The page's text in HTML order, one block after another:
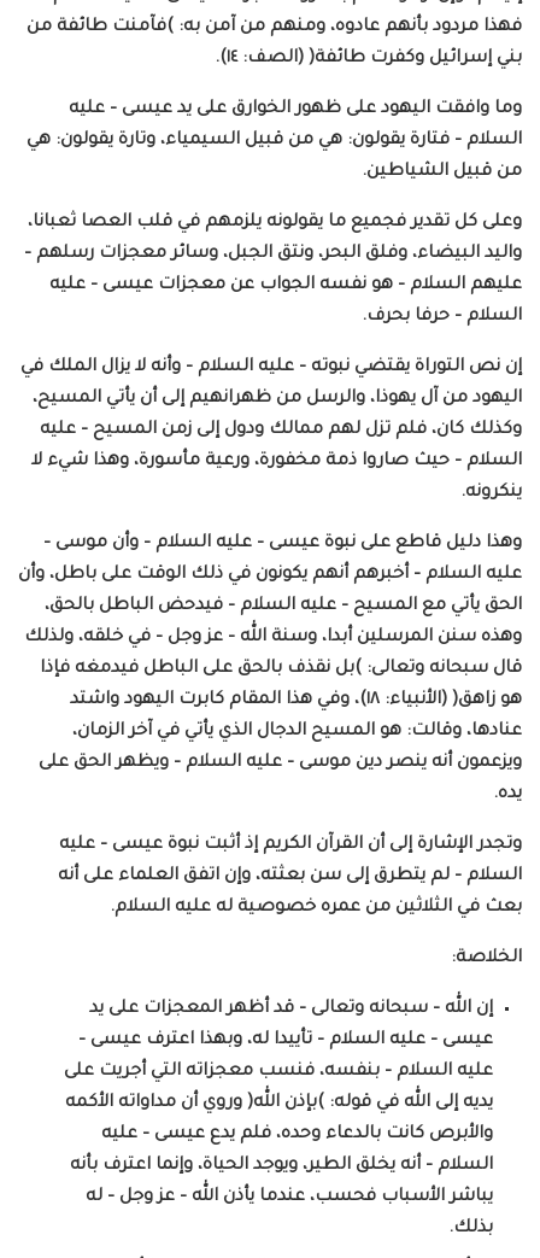
فهذا مردود بأنهم عادوه، ومنهم من آمن به: )فآمنت طائفة من
بني إسرائيل وكفرت طائفة( (الصف: ١٤).
وما وافقت اليهود على ظهور الخوارق على يد عيسى – عليه
السلام – فتارة يقولون: هي من قبيل السيمياء، وتارة يقولون: هي
من قبيل الشياطين.
وعلى كل تقدير فجميع ما يقولونه يلزمهم في قلب العصا ثعبانا،
واليد البيضاء، وفلق البحر، ونتق الجبل، وسائر معجزات رسلهم –
عليهم السلام – هو نفسه الجواب عن معجزات عيسى – عليه
السلام – حرفا بحرف.
إن نص التوراة يقتضي نبوته – عليه السلام – وأنه لا يزال الملك في
اليهود من آل يهوذا، والرسل من ظهرانهيم إلى أن يأتي المسيح،
وكذلك كان، فلم تزل لهم ممالك ودول إلى زمن المسيح – عليه
السلام – حيث صاروا ذمة مخفورة، ورعية مأسورة، وهذا شيء لا
ينكرونه.
وهذا دليل قاطع على نبوة عيسى – عليه السلام – وأن موسى –
عليه السلام – أخبرهم أنهم يكونون في ذلك الوقت على باطل، وأن
الحق يأتي مع المسيح – عليه السلام – فيدحض الباطل بالحق،
وهذه سنن المرسلين أبدا، وسنة الله – عز وجل – في خلقه، ولذلك
قال سبحانه وتعالى: )بل نقذف بالحق على الباطل فيدمغه فإذا
هو زاهق( (الأنبياء: ١٨)، وفي هذا المقام كابرت اليهود واشتد
عنادها، وقالت: هو المسيح الدجال الذي يأتي في آخر الزمان،
ويزعمون أنه ينصر دين موسى – عليه السلام – ويظهر الحق على
يده.
وتجدر الإشارة إلى أن القرآن الكريم إذ أثبت نبوة عيسى – عليه
السلام – لم يتطرق إلى سن بعثته، وإن اتفق العلماء على أنه
بعث في الثلاثين من عمره خصوصية له عليه السلام.
الخلاصة:
إن الله – سبحانه وتعالى – قد أظهر المعجزات على يد
عيسى – عليه السلام – تأييدا له، وبهذا اعترف عيسى –
عليه السلام – بنفسه، فنسب معجزاته التي أجريت على
يديه إلى الله في قوله: )بإذن الله( وروي أن مداواته الأكمه
والأبرص كانت بالدعاء وحده، فلم يدع عيسى – عليه
السلام – أنه يخلق الطير، ويوجد الحياة، وإنما اعترف بأنه
يباشر الأسباب فحسب، عندما يأذن الله – عز وجل – له
بذلك.